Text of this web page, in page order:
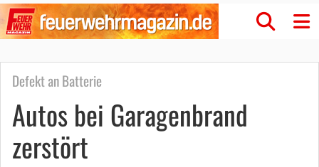
Defekt an Batterie
Autos bei Garagenbrand
zerstört